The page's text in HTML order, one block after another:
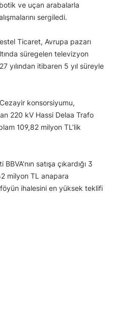
ve uçan arabalarla
sergiledi.
Ticaret, Avrupa pazarı
süregelen televizyon
yılından itibaren 5 yıl süreyle
konsorsiyumu,
220 kV Hassi Delaa Trafo
109,82 milyon TL’lik
BBVA’nın satışa çıkardığı 3
milyon TL anapara
ihalesini en yüksek teklifi